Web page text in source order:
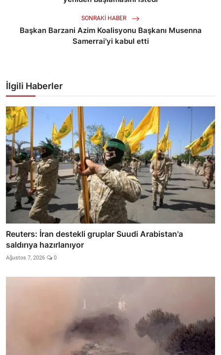
SONRAKI HABER
Başkan Barzani Azim Koalisyonu Başkanı Musenna
Samerrai'yi kabul etti
İlgili Haberler
Reuters: İran destekli gruplar Suudi Arabistan'a
saldırıya hazırlanıyor
Ağustos 7, 2026 0